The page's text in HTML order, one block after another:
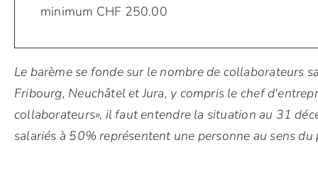
minimum CHF 250.00
Le barème se fonde sur le nombre de collaborateurs
Fribourg, Neuchâtel et Jura, y compris le chef
collaborateurs», il faut entendre la situation au 31
salariés à 50% représentent une personne au sens du